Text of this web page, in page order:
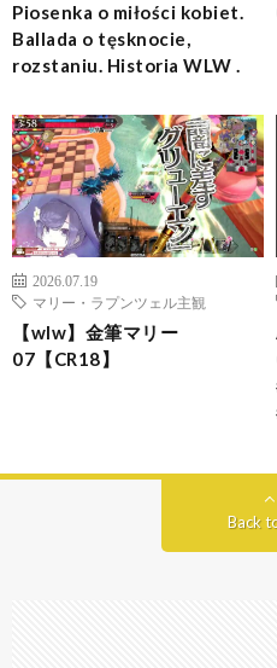
Piosenka o miłości kobiet.
Ballada o tęsknocie,
rozstaniu. Historia WLW .
2026.07.19
マリー・ラプンツェル主観
【wlw】金筆マリー
07【CR18】
Back